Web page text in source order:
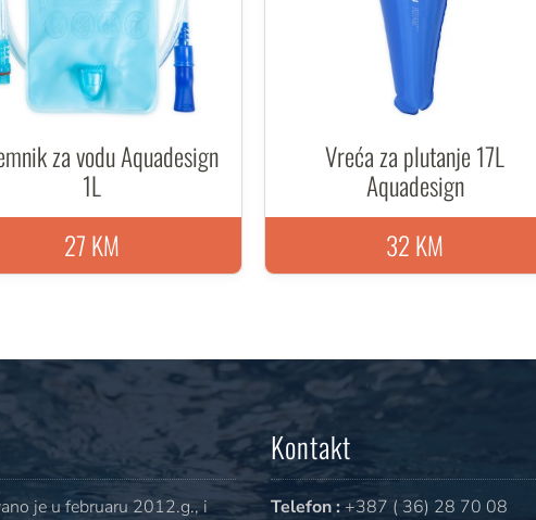
za vodu Aquadesign
1L
27 KM
Vreća za plutanje 17L
Aquadesign
32 KM
je u februaru 2012.g., i
Kontakt
Telefon : +387 ( 36) 28 70 08